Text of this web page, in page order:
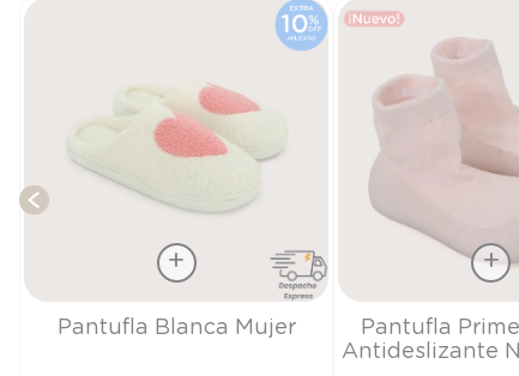
Talla
Pantufla Blanca Mujer
Talla
18
Pantufla
Antideslizante